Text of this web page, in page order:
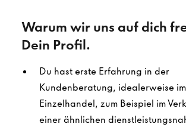
Warum wir uns auf dich
Dein Profil.
Du hast erste Erfahrung in der
Kundenberatung, idealerweise im
Einzelhandel, zum Beispiel im
einer ähnlichen